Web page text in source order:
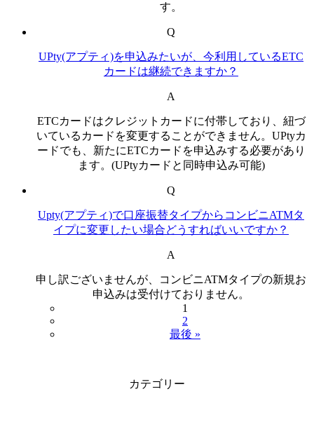
す。
Q
UPty(アプティ)を申込みたいが、今利用しているETC
カードは継続できますか？
A
ETCカードはクレジットカードに付帯しており、紐づ
いているカードを変更することができません。UPtyカ
ードでも、新たにETCカードを申込みする必要があり
ます。(UPtyカードと同時申込み可能)
Q
Upty(アプティ)で口座振替タイプからコンビニATMタ
イプに変更したい場合どうすればいいですか？
A
申し訳ございませんが、コンビニATMタイプの新規お
申込みは受付けておりません。
1
2
最後 »
カテゴリー